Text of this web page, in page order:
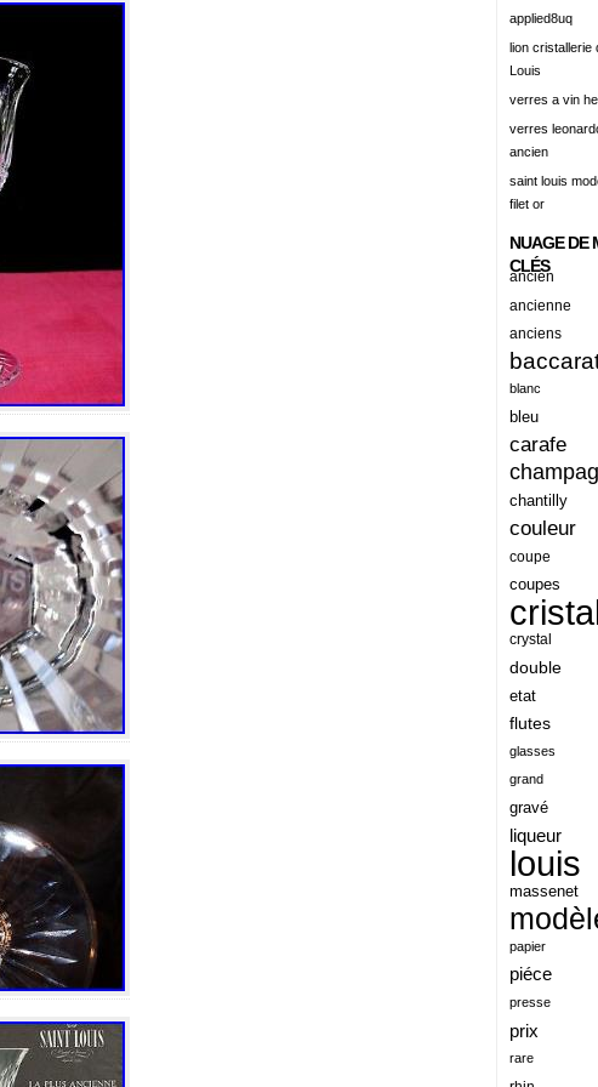
alisation
amazing
america
amiante
ancien
ancienes
ancienne
anciennes
anciens
ancient
anecdotes
angeles
angoul
animaux
antique
antiquite
apollo
applaudis
arch
architecture
ariel
armonica
arta
applied8uq
lion cristallerie
Louis
verres a vin
verres
ancien
saint louis
filet or
NUAGE DE
CLÉS
ancien
ancienne
anciens
blanc
bleu
carafe
chantilly
couleur
coupe
coupes
crystal
double
etat
flutes
glasses
grand
gravé
liqueur
louis
massenet
papier
piéce
presse
prix
rare